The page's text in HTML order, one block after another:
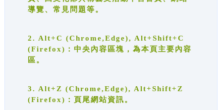
導覽、常見問題等。
2. Alt+C (Chrome,Edge), Alt+Shift+C
(Firefox)：中央內容區塊，為本頁主要內容
區。
3. Alt+Z (Chrome,Edge), Alt+Shift+Z
(Firefox)：頁尾網站資訊。